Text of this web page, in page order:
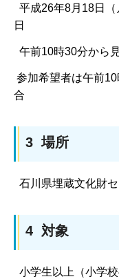
平成26年8月18日
日
午前10時30分から
参加希望者は午前
合
3 場所
石川県埋蔵文化財
4 対象
小学生以上（小学